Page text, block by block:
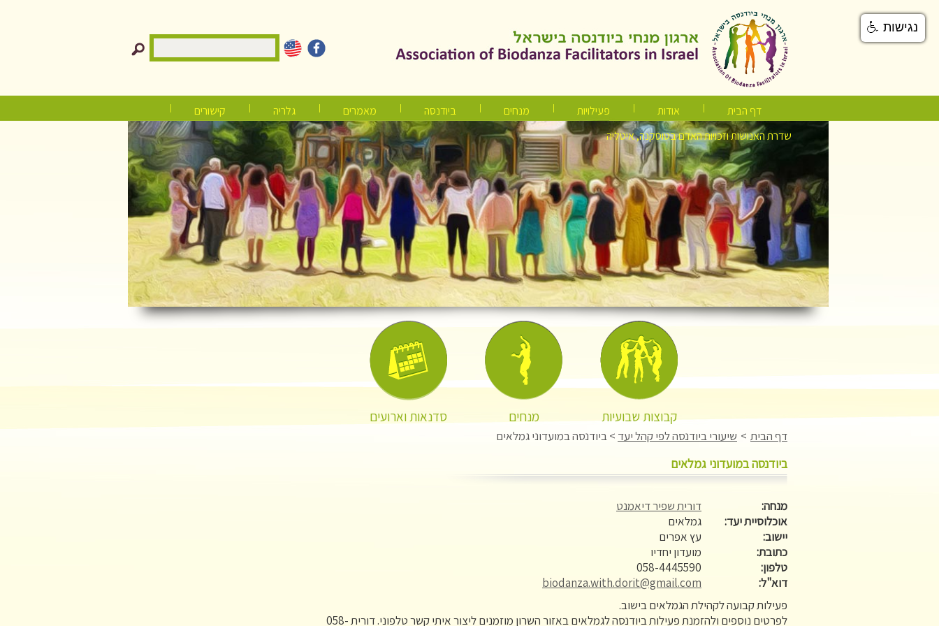
דף הבית אודות פעילויות מנחים ביודנסה מאמרים גלריה
קישורים
שדרת האנושות וזכויות האדם בטוסקנה, איטליה
קבוצות שבועיות מנחים סדנאות וארועים
דף הבית > שיעורי ביודנסה לפי קהל יעד > ביודנסה במועדוני גמלאים
ביודנסה במועדוני גמלאים
מנחה:
דורית שפיר דיאמנט
אוכלוסיית יעד:
גמלאים
יישוב:
עץ אפרים
כתובת:
מועדון יחדיו
טלפון:
058-4445590
דוא"ל:
biodanza.with.dorit@gmail.com
פעילות קבועה לקהילת הגמלאים בישוב.
לפרטים נוספים ולהזמנת פעילות ביודנסה לגמלאים באזור השרון מוזמנים ליצור איתי קשר טלפוני. דורית 058-
נגישות